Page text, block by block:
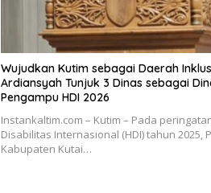
Wujudkan Kutim sebagai Daerah
Ardiansyah Tunjuk 3 Dinas sebagai
Pengampu HDI 2026
Instankaltim.com – Kutim – Pada
Disabilitas Internasional (HDI) tahun 2025,
Kabupaten Kutai…